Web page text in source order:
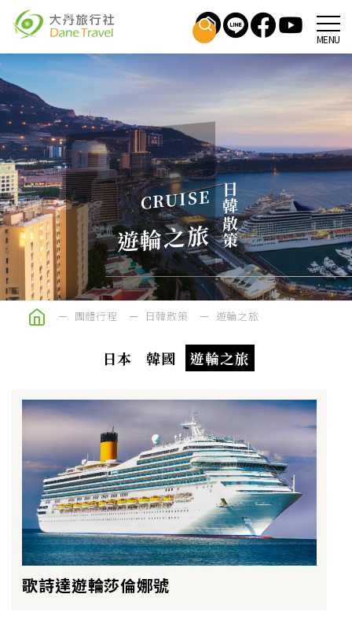
MENU
CRUISE
遊輪之旅 日韓散策
團體行程 日韓散策 遊輪之旅
日本 韓國 遊輪之旅
歌詩達遊輪莎倫娜號